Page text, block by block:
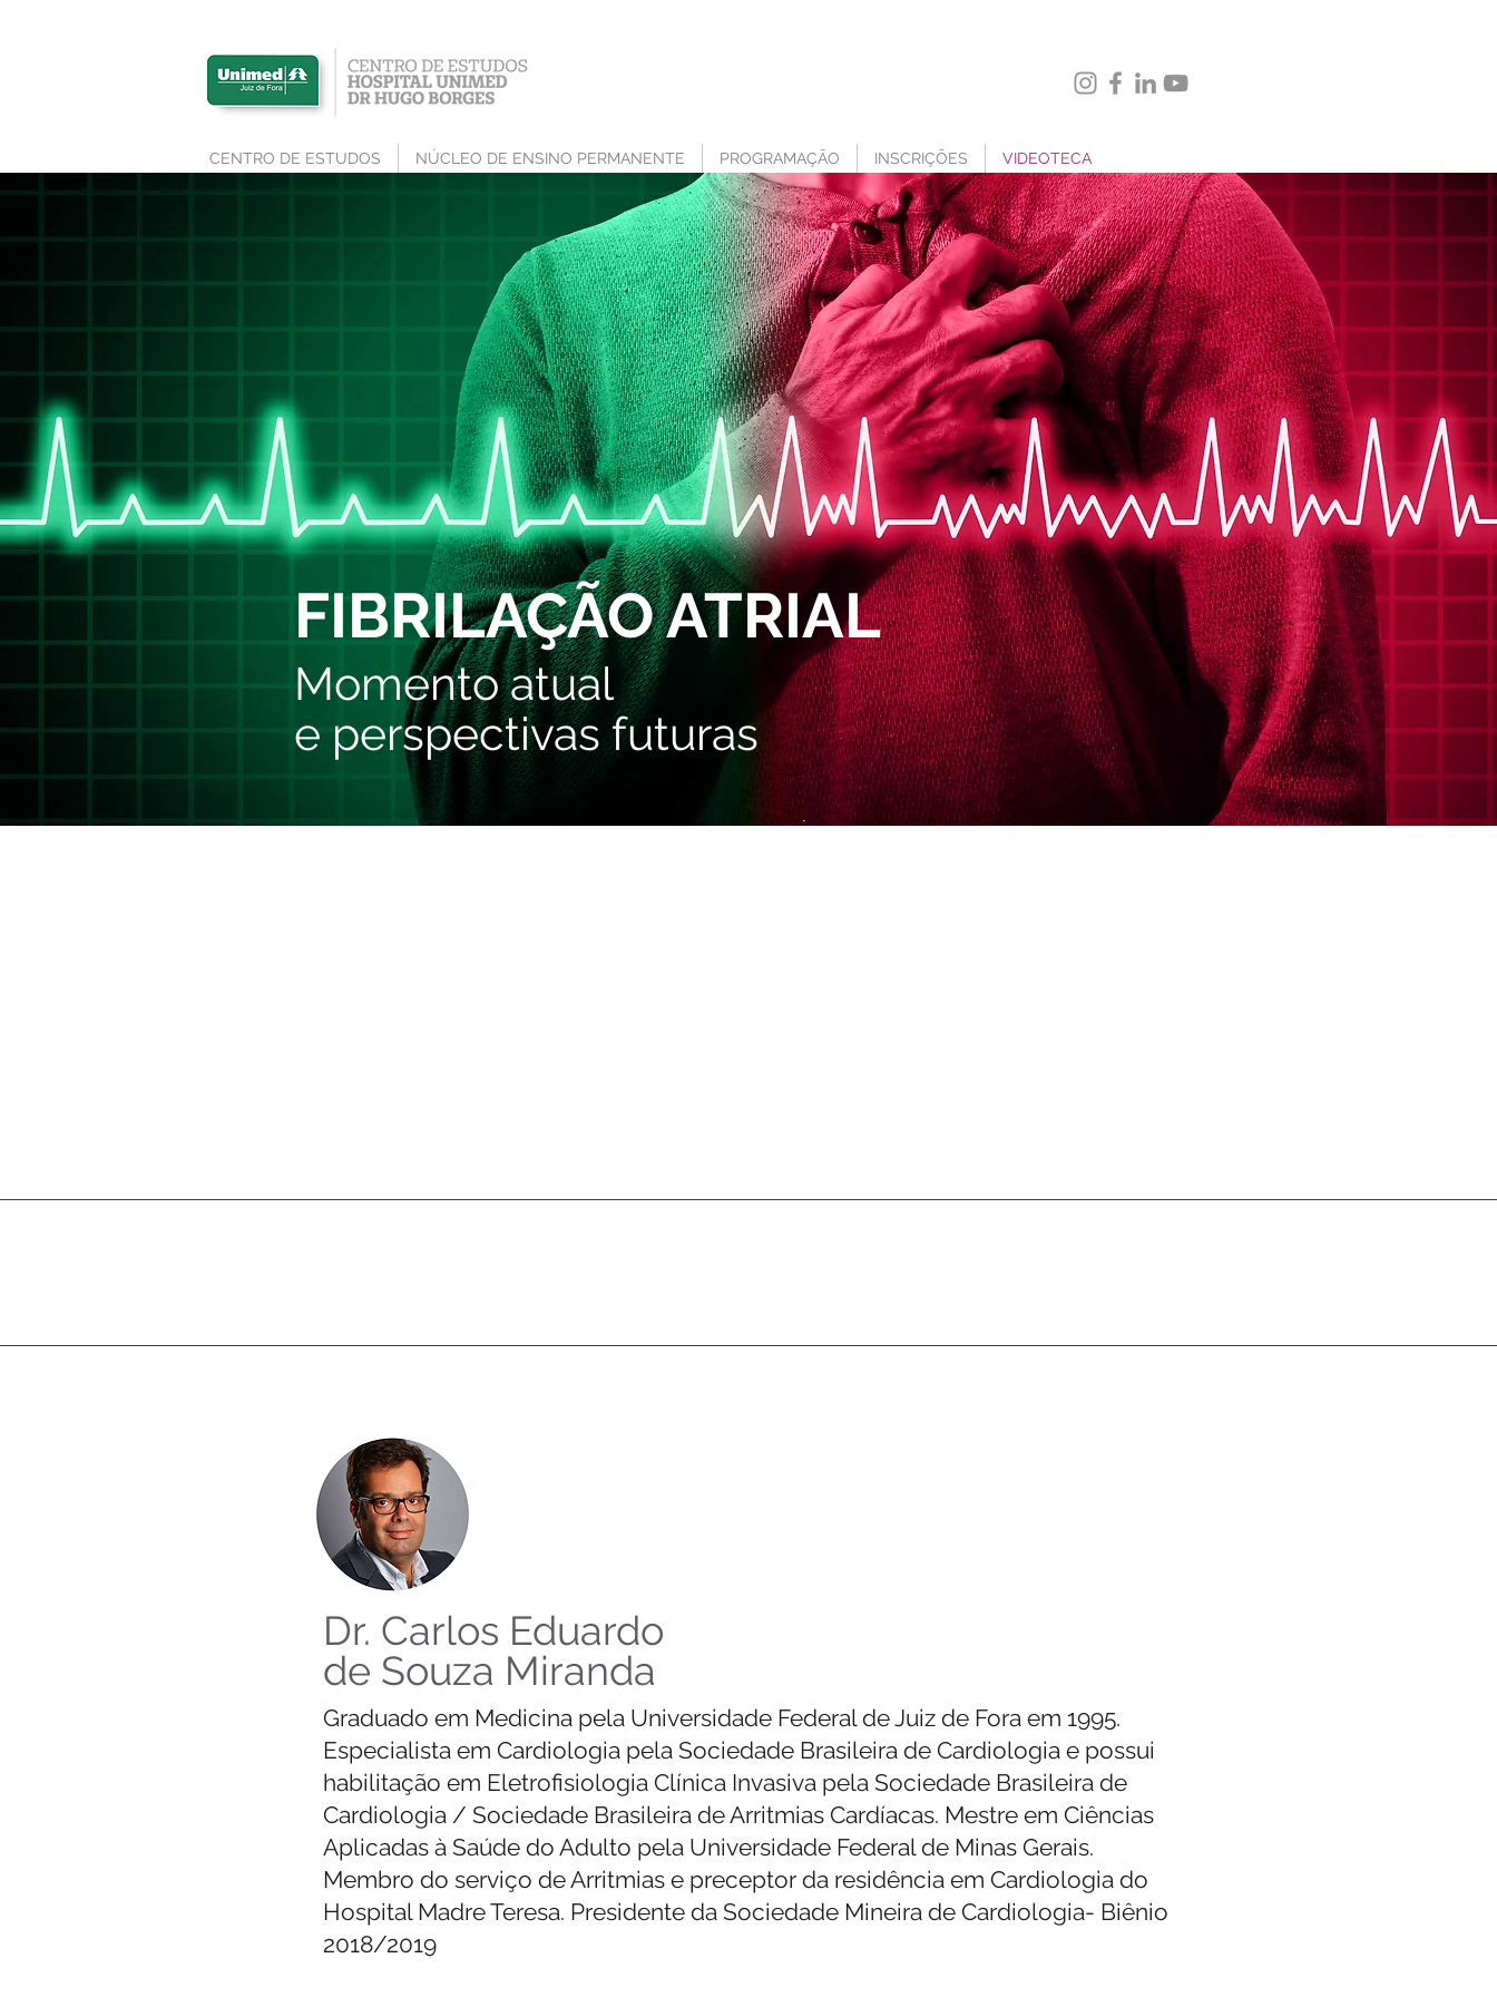
CENTRO DE ESTUDOS NÚCLEO DE ENSINO PERMANENTE PROGRAMAÇÃO INSCRIÇÕES VIDEOTECA
FIBRILAÇÃO ATRIAL
Momento atual
e perspectivas futuras
Dr. Carlos Eduardo
de Souza Miranda
Graduado em Medicina pela Universidade Federal de Juiz de Fora em 1995.
Especialista em Cardiologia pela Sociedade Brasileira de Cardiologia e possui
habilitação em Eletrofisiologia Clínica Invasiva pela Sociedade Brasileira de
Cardiologia / Sociedade Brasileira de Arritmias Cardíacas. Mestre em Ciências
Aplicadas à Saúde do Adulto pela Universidade Federal de Minas Gerais.
Membro do serviço de Arritmias e preceptor da residência em Cardiologia do
Hospital Madre Teresa. Presidente da Sociedade Mineira de Cardiologia- Biênio
2018/2019